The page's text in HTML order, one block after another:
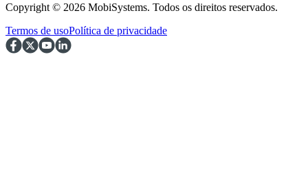
Copyright © 2026 MobiSystems. Todos os direitos reservados.
Termos de usoPolítica de privacidade